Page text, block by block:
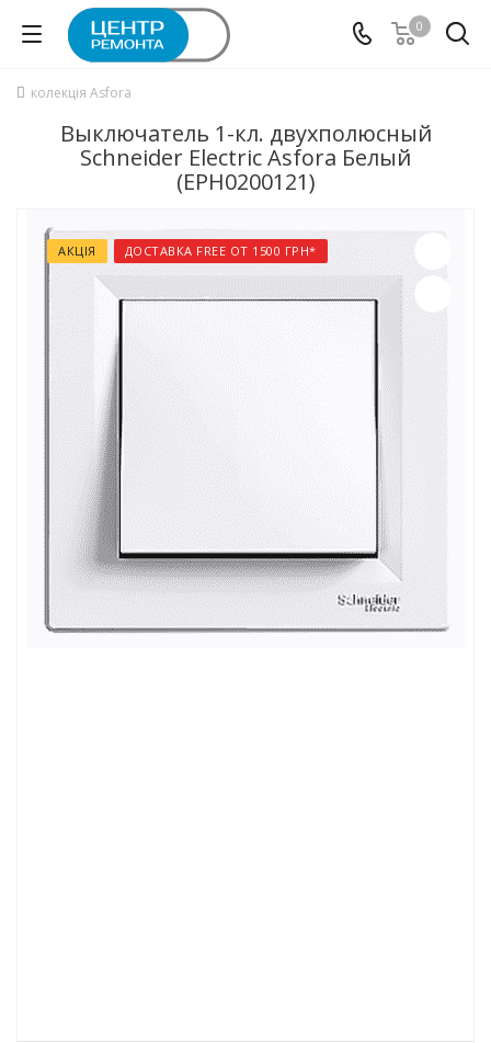
0
колекція Asfora
Выключатель 1-кл. двухполюсный
Schneider Electric Asfora Белый
(EPH0200121)
АКЦІЯ ДОСТАВКА FREE ОТ 1500 ГРН*